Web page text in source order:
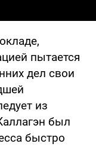
пытается
дел свои
из
был
быстро